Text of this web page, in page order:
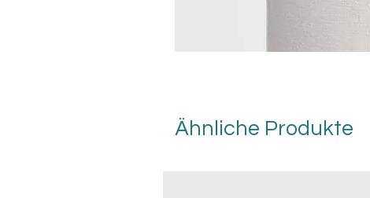
Ähnliche Produkte